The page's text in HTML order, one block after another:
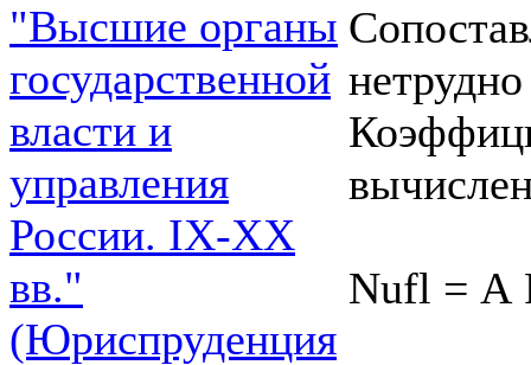
"Высшие органы
государственной
власти и
управления
России. IХ-ХХ
вв."
(Юриспруденция
Nufl = А